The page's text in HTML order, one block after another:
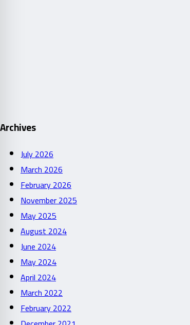
Archives
July 2026
March 2026
February 2026
November 2025
May 2025
August 2024
June 2024
May 2024
April 2024
March 2022
February 2022